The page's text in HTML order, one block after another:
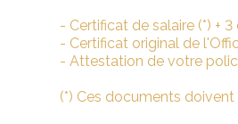
- Certificat de salaire (*) +
- Certificat original de
- Attestation de votre
(*) Ces documents